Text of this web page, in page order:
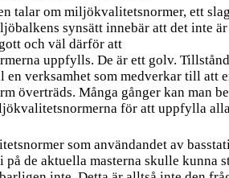
talar om miljökvalitetsnormer, ett
synsätt innebär att det inte är
och väl därför att
uppfylls. De är ett golv.
en verksamhet som medverkar till att
överträds. Många gånger kan man
för att uppfylla
som användandet av
de aktuella masterna skulle kunna